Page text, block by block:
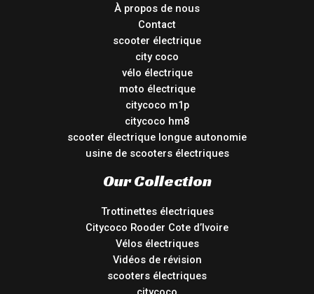
À propos de nous
Contact
scooter électrique
city coco
vélo électrique
moto électrique
citycoco m1p
citycoco hm8
scooter électrique longue autonomie
usine de scooters électriques
Our Collection
Trottinettes électriques
Citycoco Rooder Cote d’Ivoire
Vélos électriques
Vidéos de révision
scooters électriques